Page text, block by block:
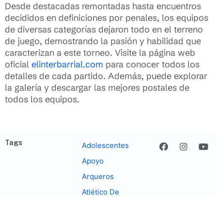
Desde destacadas remontadas hasta encuentros
decididos en definiciones por penales, los equipos
de diversas categorías dejaron todo en el terreno
de juego, demostrando la pasión y habilidad que
caracterizan a este torneo. Visite la página web
oficial elinterbarrial.com para conocer todos los
detalles de cada partido. Además, puede explorar
la galería y descargar las mejores postales de
todos los equipos.
Tags
Adolescentes
Apoyo
Arqueros
Atlético De